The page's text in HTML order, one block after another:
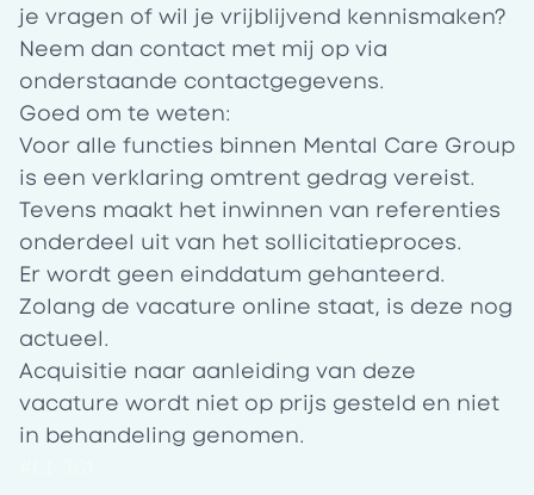
je vragen of wil je vrijblijvend kennismaken?
Neem dan contact met mij op via
onderstaande contactgegevens.
Goed om te weten:
Voor alle functies binnen Mental Care Group
is een verklaring omtrent gedrag vereist.
Tevens maakt het inwinnen van referenties
onderdeel uit van het sollicitatieproces.
Er wordt geen einddatum gehanteerd.
Zolang de vacature online staat, is deze nog
actueel.
Acquisitie naar aanleiding van deze
vacature wordt niet op prijs gesteld en niet
in behandeling genomen.